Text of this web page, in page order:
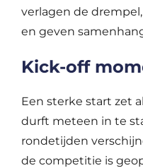
verlagen de
en geven
Kick-off
Een sterke start zet
durft meteen in te
rondetijden
de competitie is